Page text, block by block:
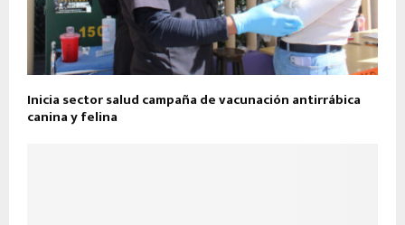
Inicia sector salud campaña de vacunación antirrábica
canina y felina